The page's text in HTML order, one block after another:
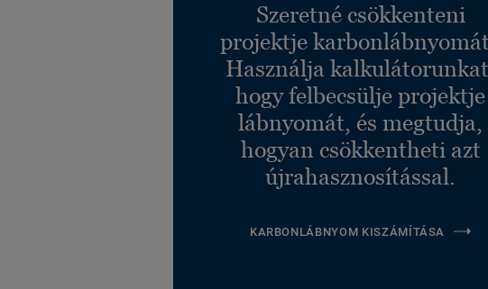
Szeretné csökkenteni
projektje
Használja
hogy felbecsülje projektje
lábnyomát, és megtudja,
hogyan csökkentheti azt
újrahasznosítással.
KARBONLÁBNYOM KISZÁMÍTÁSA